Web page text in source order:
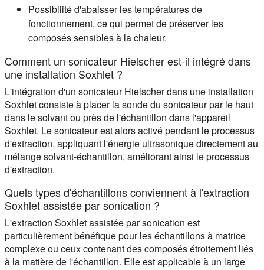
Possibilité d'abaisser les températures de
fonctionnement, ce qui permet de préserver les
composés sensibles à la chaleur.
Comment un sonicateur Hielscher est-il intégré dans
une installation Soxhlet ?
L'intégration d'un sonicateur Hielscher dans une installation
Soxhlet consiste à placer la sonde du sonicateur par le haut
dans le solvant ou près de l'échantillon dans l'appareil
Soxhlet. Le sonicateur est alors activé pendant le processus
d'extraction, appliquant l'énergie ultrasonique directement au
mélange solvant-échantillon, améliorant ainsi le processus
d'extraction.
Quels types d'échantillons conviennent à l'extraction
Soxhlet assistée par sonication ?
L'extraction Soxhlet assistée par sonication est
particulièrement bénéfique pour les échantillons à matrice
complexe ou ceux contenant des composés étroitement liés
à la matière de l'échantillon. Elle est applicable à un large